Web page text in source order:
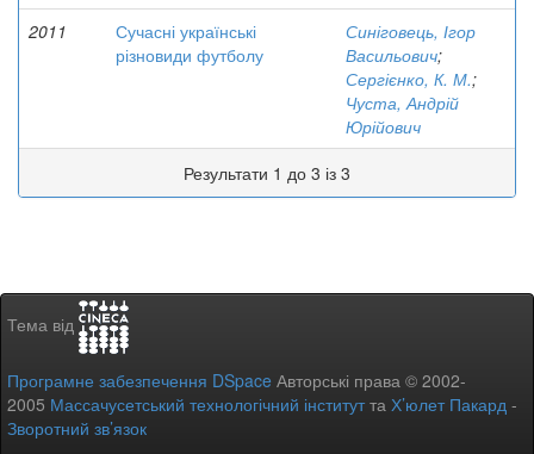
2011
Сучасні українські
різновиди футболу
Синіговець, Ігор
Васильович;
Сергієнко, К. М.;
Чуста, Андрій
Юрійович
Результати 1 до 3 із 3
Тема від
Програмне забезпечення DSpace Авторські права © 2002-
2005 Массачусетський технологічний інститутта Х’юлет Пакард -
Зворотний зв’язок